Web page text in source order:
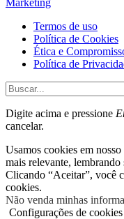
Termos de uso
Política de Cookies
Ética e
Política de
Digite acima e pressione
cancelar.
Usamos cookies em
mais relevante, lembrando
Clicando “Aceitar”, você
cookies.
Não venda minhas
Configurações de cookies